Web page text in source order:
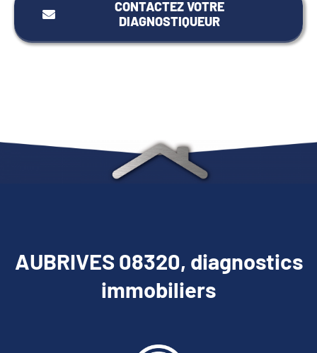
CONTACTEZ VOTRE
DIAGNOSTIQUEUR
AUBRIVES 08320, diagnostics
immobiliers